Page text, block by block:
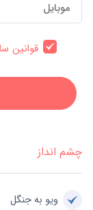
قوانین
چشم انداز
ویو به جنگل